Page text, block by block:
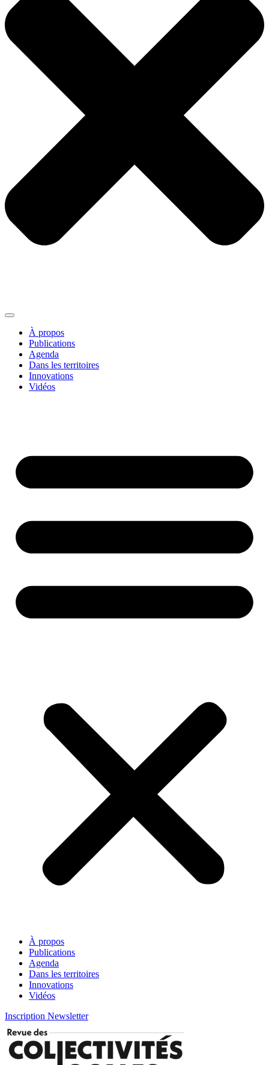
À propos
Publications
Agenda
Dans les territoires
Innovations
Vidéos
À propos
Publications
Agenda
Dans les territoires
Innovations
Vidéos
Inscription Newsletter